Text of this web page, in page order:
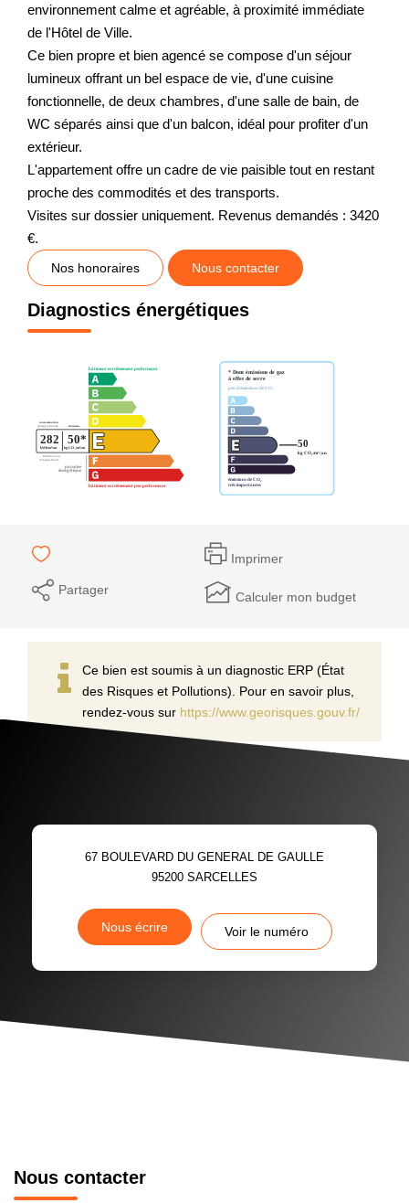
environnement calme et agréable, à proximité immédiate
de l'Hôtel de Ville.
Ce bien propre et bien agencé se compose d'un séjour
lumineux offrant un bel espace de vie, d'une cuisine
fonctionnelle, de deux chambres, d'une salle de bain, de
WC séparés ainsi que d'un balcon, idéal pour profiter d'un
extérieur.
L'appartement offre un cadre de vie paisible tout en restant
proche des commodités et des transports.
Visites sur dossier uniquement. Revenus demandés : 3420
€.
Nos honoraires Nous contacter
Diagnostics énergétiques
Imprimer
Partager Calculer mon budget
Ce bien est soumis à un diagnostic ERP (État
des Risques et Pollutions). Pour en savoir plus,
rendez-vous sur https://www.georisques.gouv.fr/
67 BOULEVARD DU GENERAL DE GAULLE
95200 SARCELLES
Nous écrire Voir le numéro
Nous contacter